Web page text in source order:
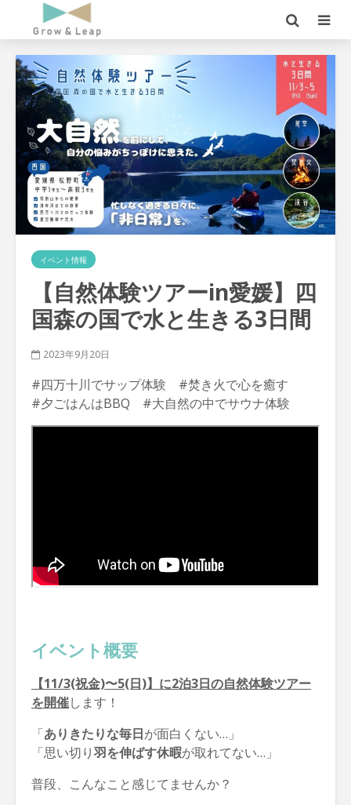
イベント情報
【自然体験ツアーin愛媛】四
国森の国で水と生きる3日間
2023年9月20日
#四万十川でサップ体験 #焚き火で心を癒す
#夕ごはんはBBQ #大自然の中でサウナ体験
イベント概要
【11/3(祝金)〜5(日)】に2泊3日の自然体験ツアー
を開催します！
「ありきたりな毎日が面白くない…」
「思い切り羽を伸ばす休暇が取れてない…」
普段、こんなこと感じてませんか？